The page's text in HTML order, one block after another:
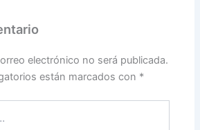
electrónico no será publicada.
están marcados con *